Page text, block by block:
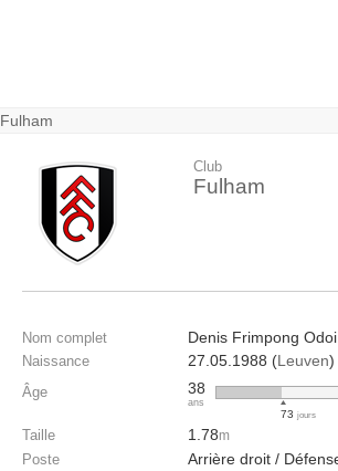
Fulham
Club
Fulham
Nom complet Denis Frimpong Odoi
Naissance 27.05.1988 (Leuven)
Âge 38
ans
73jours
Taille 1.78m
Poste Arrière droit /